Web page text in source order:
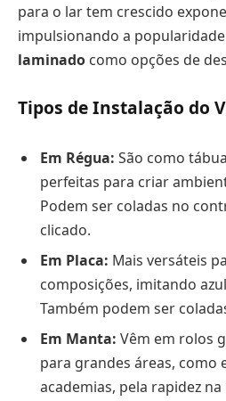
para o lar tem crescido
impulsionando a
laminado como opções de
Tipos de Instalação do
Em Régua: São como
perfeitas para criar
Podem ser coladas no
clicado.
Em Placa: Mais versáteis
composições, imitando
Também podem ser
Em Manta: Vêm em rolos
para grandes áreas, como
academias, pela rapidez